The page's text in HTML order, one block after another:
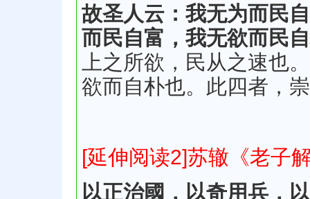
故圣人云：我无为而民
而民自富，我无欲而民
上之所欲，民从之速也
欲而自朴也。此四者，
[延伸阅读2]苏辙《老子
以正治國，以奇用兵，